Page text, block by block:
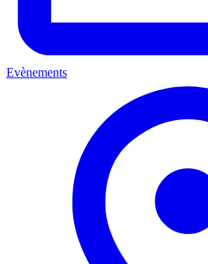
Evènements